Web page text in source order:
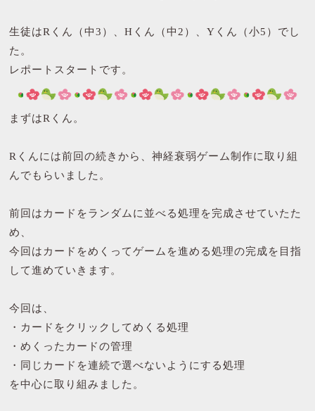
生徒はRくん（中3）、Hくん（中2）、Yくん（小5）でし
た。
レポートスタートです。
まずはRくん。
Rくんには前回の続きから、神経衰弱ゲーム制作に取り組
んでもらいました。
前回はカードをランダムに並べる処理を完成させていたた
め、
今回はカードをめくってゲームを進める処理の完成を目指
して進めていきます。
今回は、
・カードをクリックしてめくる処理
・めくったカードの管理
・同じカードを連続で選べないようにする処理
を中心に取り組みました。